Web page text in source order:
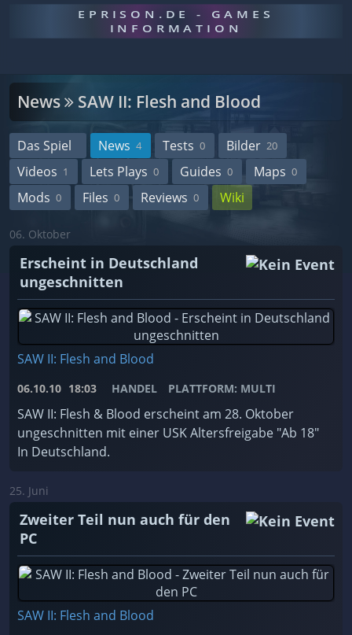
EPRISON.DE - GAMES
INFORMATION
News SAW II: Flesh and Blood
Das Spiel News 4 Tests 0 Bilder 20
Videos 1 Lets Plays 0 Guides 0 Maps 0
Mods 0 Files 0 Reviews 0 Wiki
06. Oktober
Erscheint in Deutschland
ungeschnitten
SAW II: Flesh and Blood
06.10.10 18:03 HANDEL PLATTFORM: MULTI
SAW II: Flesh & Blood erscheint am 28. Oktober
ungeschnitten mit einer USK Altersfreigabe "Ab 18"
In Deutschland.
25. Juni
Zweiter Teil nun auch für den
PC
SAW II: Flesh and Blood